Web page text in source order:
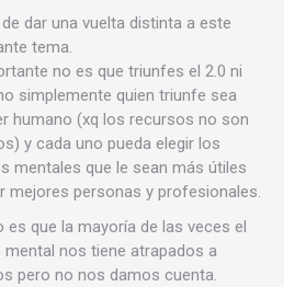
dar una vuelta distinta a este
tema.
no es que triunfes el 2.0 ni
simplemente quien triunfe sea
humano (xq los recursos no son
y cada uno pueda elegir los
mentales que le sean más útiles
mejores personas y profesionales.
es que la mayoría de las veces el
mental nos tiene atrapados a
pero no nos damos cuenta.